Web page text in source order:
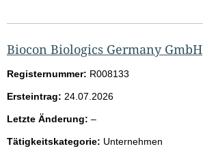
Biocon Biologics Germany GmbH
Registernummer: R008133
Ersteintrag: 24.07.2026
Letzte Änderung: –l
e
Tätigkeitskategorie: Unternehmen